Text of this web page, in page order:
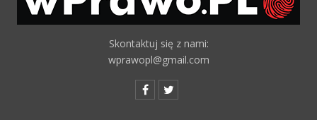
Skontaktuj się z nami:
wprawopl@gmail.com